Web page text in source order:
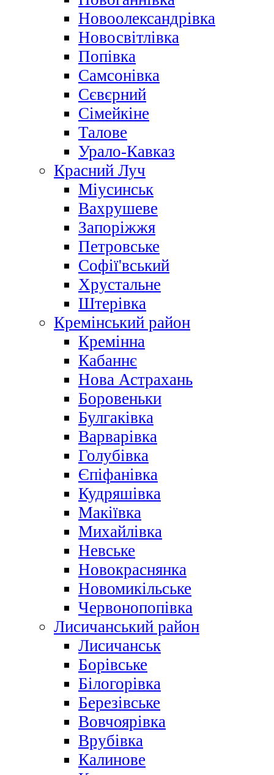
Новоолександрівка
Новосвітлівка
Попівка
Самсонівка
Сєвєрний
Сімейкіне
Талове
Урало-Кавказ
Красний Луч
Міусинськ
Вахрушеве
Запоріжжя
Петровське
Софії'вський
Хрустальне
Штерівка
Кремінський район
Кремінна
Кабаннє
Нова Астрахань
Боровеньки
Булгаківка
Варварівка
Голубівка
Єпіфанівка
Кудряшівка
Макіївка
Михайлівка
Невське
Новокраснянка
Новомикільське
Червонопопівка
Лисичанський район
Лисичанськ
Борівське
Білогорівка
Березівське
Вовчоярівка
Врубівка
Калинове